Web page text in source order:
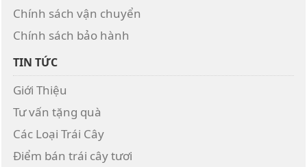
Chính sách vận chuyển
Chính sách bảo hành
TIN TỨC
Giới Thiệu
Tư vấn tặng quà
Các Loại Trái Cây
Điểm bán trái cây tươi